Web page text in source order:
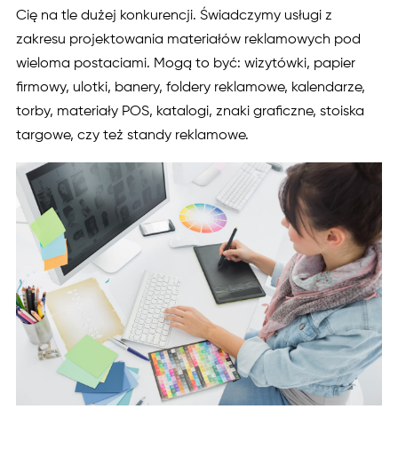
Cię na tle dużej konkurencji. Świadczymy usługi z
zakresu projektowania materiałów reklamowych pod
wieloma postaciami. Mogą to być: wizytówki, papier
firmowy, ulotki, banery, foldery reklamowe, kalendarze,
torby, materiały POS, katalogi, znaki graficzne, stoiska
targowe, czy też standy reklamowe.